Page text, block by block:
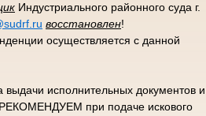
Индустриального районного суда г.
восстановлен!
осуществляется с данной
выдачи исполнительных документов и
при подаче искового